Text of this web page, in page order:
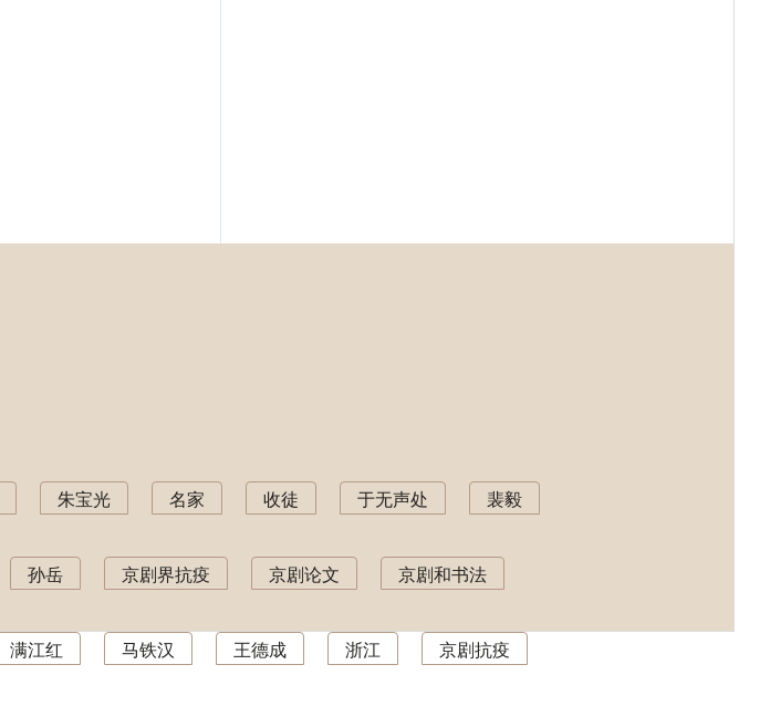
朱宝光 名家 收徒 于无声处 裴毅
孙岳 京剧界抗疫 京剧论文 京剧和书法
满江红 马铁汉 王德成 浙江 京剧抗疫